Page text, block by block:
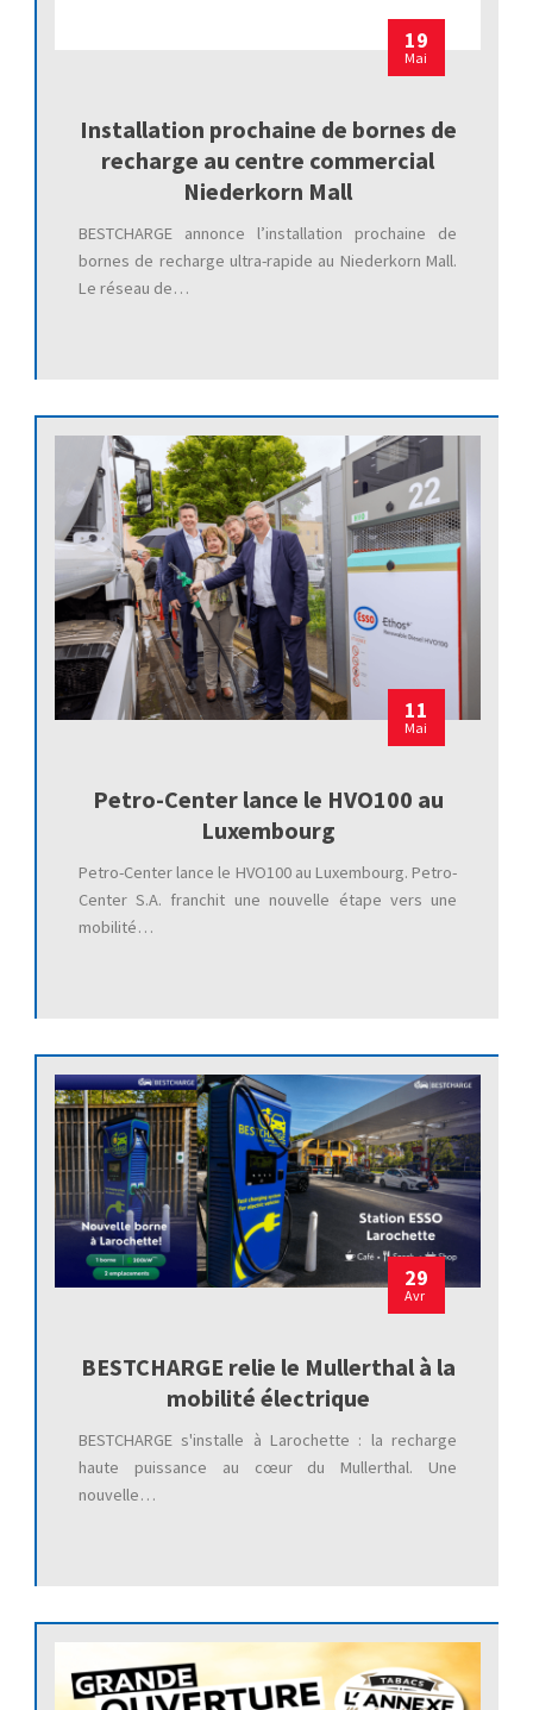
19
Mai
Installation prochaine de bornes de
recharge au centre commercial
Niederkorn Mall
BESTCHARGE annonce l’installation prochaine de
bornes de recharge ultra-rapide au Niederkorn Mall.
Le réseau de…
11
Mai
Petro-Center lance le HVO100 au
Luxembourg
Petro-Center lance le HVO100 au Luxembourg. Petro-
Center S.A. franchit une nouvelle étape vers une
mobilité…
29
Avr
BESTCHARGE relie le Mullerthal à la
mobilité électrique
BESTCHARGE s'installe à Larochette : la recharge
haute puissance au cœur du Mullerthal. Une
nouvelle…